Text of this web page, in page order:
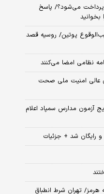
پرداخت می‌شود؟/ پاسخ
پوتین/ روسیه قصد
عالی امنیت ملی صحت
آزمون مدارس سمپاد اعلام
شد + جزئیات
هرمز/ تهران شرط انطباق